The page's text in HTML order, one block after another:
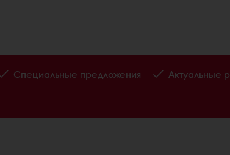
Специальные предложения Актуальные